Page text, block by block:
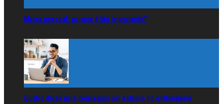
Marca pessoal: porque é tão importante?
Quatro dicas para conseguir um estágio no estrangeiro